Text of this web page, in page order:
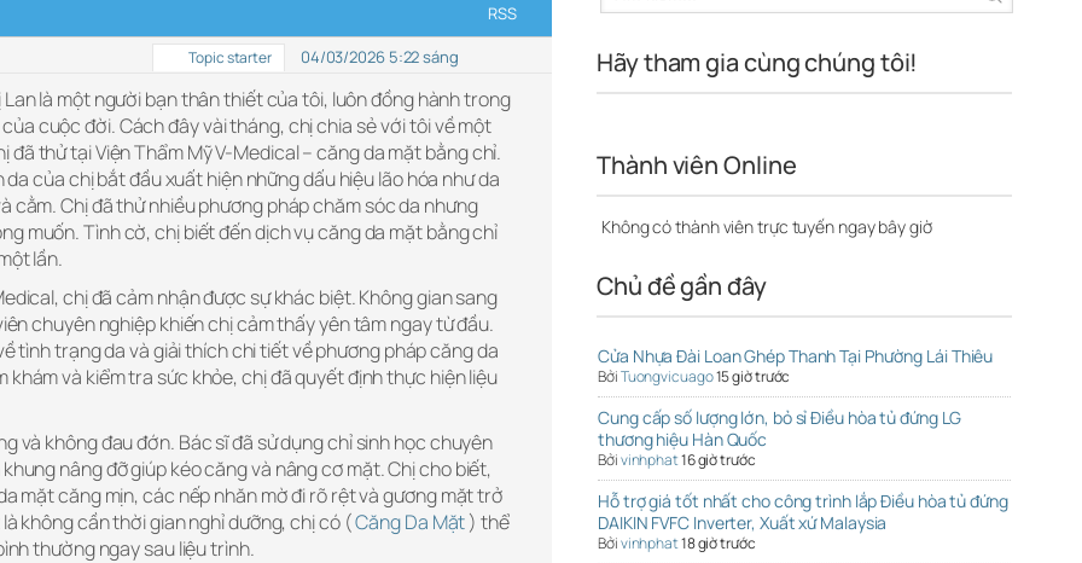
RSS
Topic starter 04/03/2026 5:22 sáng
là một người bạn thân thiết của tôi, luôn đồng hành trong
cuộc đời. Cách đây vài tháng, chị chia sẻ với tôi về một
đã thử tại Viện Thẩm Mỹ V-Medical – căng da mặt bằng chỉ.
da của chị bắt đầu xuất hiện những dấu hiệu lão hóa như da
cằm. Chị đã thử nhiều phương pháp chăm sóc da nhưng
muốn. Tình cờ, chị biết đến dịch vụ căng da mặt bằng chỉ
lần.
chị đã cảm nhận được sự khác biệt. Không gian sang
chuyên nghiệp khiến chị cảm thấy yên tâm ngay từ đầu.
tình trạng da và giải thích chi tiết về phương pháp căng da
khám và kiểm tra sức khỏe, chị đã quyết định thực hiện liệu
và không đau đớn. Bác sĩ đã sử dụng chỉ sinh học chuyên
nâng đỡ giúp kéo căng và nâng cơ mặt. Chị cho biết,
mặt căng mịn, các nếp nhăn mờ đi rõ rệt và gương mặt trở
không cần thời gian nghỉ dưỡng, chị có (Căng Da Mặt) thể
thường ngay sau liệu trình.
Hãy tham gia cùng chúng tôi!
Thành viên Online
Không có thành viên trực tuyến ngay bây giờ
Chủ đề gần đây
Cửa Nhựa Đài Loan Ghép Thanh Tại Phường Lái Thiêu
BởiTuongvicuago15 giờ trước
Cung cấp số lượng lớn, bỏ sỉ Điều hòa tủ đứng LG
thương hiệu Hàn Quốc
Bởivinhphat16 giờ trước
Hỗ trợ giá tốt nhất cho công trình lắp Điều hòa tủ đứng
DAIKIN FVFC Inverter, Xuất xứ Malaysia
Bởivinhphat18 giờ trước